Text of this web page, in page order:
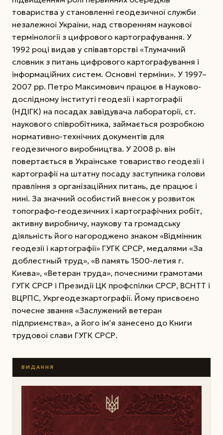
товариства у становленні геодезичної служби
незалежної України, над створенням наукової
термінології з цифрового картографування. У
1992 році видав у співавторстві «Тлумачний
словник з питань цифрового картографування і
інформаційних систем. Основні терміни». У 1997–
2007 рр. Петро Максимович працює в Науково-
дослідному інституті геодезії і картографії
(НДІГК) на посадах завідувача лабораторії, ст.
наукового співробітника, займається розробкою
нормативно-технічних документів для
геодезичного виробництва. У 2008 р. він
повертається в Українське товариство геодезії і
картографії на штатну посаду заступника голови
правління з організаційних питань, де працює і
нині. За значний особистий внесок у розвиток
топографо-геодезичних і картографічних робіт,
активну виробничу, наукову та громадську
діяльність його нагороджено знаком «Відмінник
геодезії і картографії» ГУГК СРСР, медалями «За
доблестный труд», «В память 1500-летия г.
Киева», «Ветеран труда», почесними грамотами
ГУГК СРСР і Президії ЦК профспілки СРСР, ВСНТТ і
ВЦРПС, Укргеодезкартографії. Йому присвоєно
почесне звання «Заслужений ветеран
підприємства», а його ім’я занесено до Книги
трудової слави ГУГК СРСР.
ВИДАННЯ